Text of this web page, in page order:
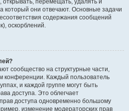
перемещать, удалять и
который они отвечают. Основные задачи
содержания сообщений
оскорблений.
сообщество на структурные части,
конференции. Каждый пользователь
и каждой группе могут быть
доступа. Это облегчает
доступа одновременно большому
изменение модераторских прав